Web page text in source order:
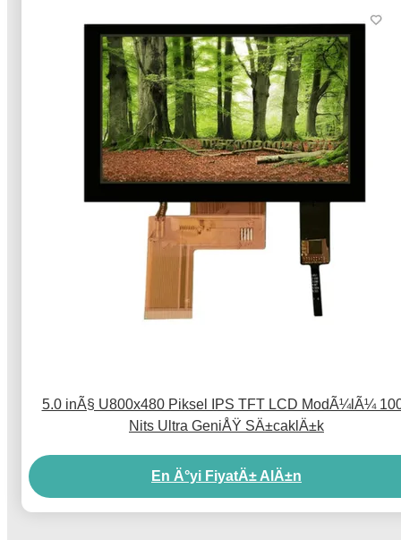
5.0 inÃ§ U800x480 Piksel IPS TFT LCD ModÃ¼lÃ¼
Nits Ultra GeniÅŸ SÄ±caklÄ±k
En Ä°yi FiyatÄ± AlÄ±n